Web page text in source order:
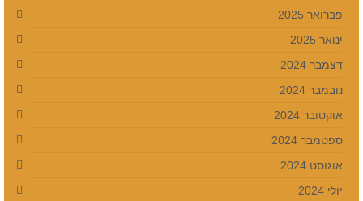
פברואר 2025
ינואר 2025
דצמבר 2024
נובמבר 2024
אוקטובר 2024
ספטמבר 2024
אוגוסט 2024
יולי 2024